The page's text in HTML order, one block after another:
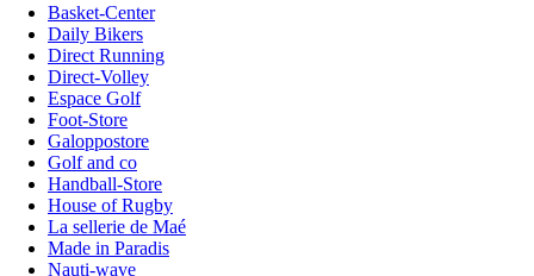
Basket-Center
Daily Bikers
Direct Running
Direct-Volley
Espace Golf
Foot-Store
Galoppostore
Golf and co
Handball-Store
House of Rugby
La sellerie de Maé
Made in Paradis
Nauti-wave